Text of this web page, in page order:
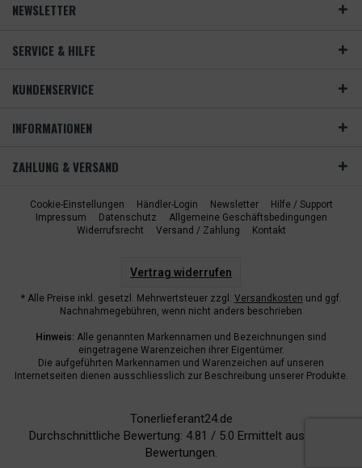
NEWSLETTER
SERVICE & HILFE
KUNDENSERVICE
INFORMATIONEN
ZAHLUNG & VERSAND
Cookie-Einstellungen Händler-Login Newsletter
Hilfe / Support
Impressum
Datenschutz
Allgemeine Geschäftsbedingungen
Widerrufsrecht
Versand / Zahlung Kontakt
Vertrag widerrufen
* Alle Preise inkl. gesetzl. Mehrwertsteuer zzgl. Versandkosten und ggf.
Nachnahmegebühren, wenn nicht anders beschrieben
Hinweis: Alle genannten Markennamen und Bezeichnungen sind
eingetragene Warenzeichen ihrer Eigentümer.
Die aufgeführten Markennamen und Warenzeichen auf unseren
Internetseiten dienen ausschliesslich zur Beschreibung unserer Produkte.
Tonerlieferant24.de
Durchschnittliche Bewertung: 4.81 / 5.0 Ermittelt aus
Bewertungen.